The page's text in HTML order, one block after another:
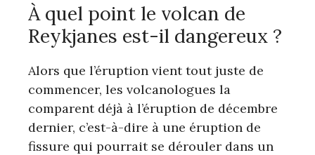
À quel point le volcan de
Reykjanes est-il dangereux ?
Alors que l’éruption vient tout juste de
commencer, les volcanologues la
comparent déjà à l’éruption de décembre
dernier, c’est-à-dire à une éruption de
fissure qui pourrait se dérouler dans un